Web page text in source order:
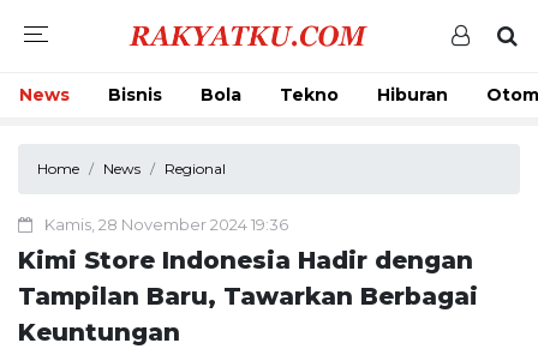
News Bisnis Bola Tekno Hiburan
Home News Regional
Kamis, 28 November 2024 19:36
Kimi Store Indonesia Hadir dengan
Tampilan Baru, Tawarkan Berbagai
Keuntungan